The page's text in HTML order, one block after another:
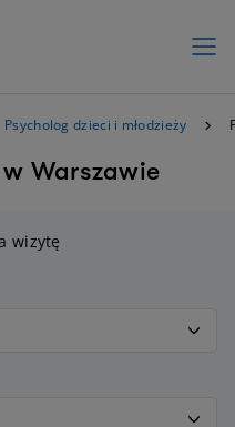
Psycholog dzieci i młodzieży
Warszawie
wizytę